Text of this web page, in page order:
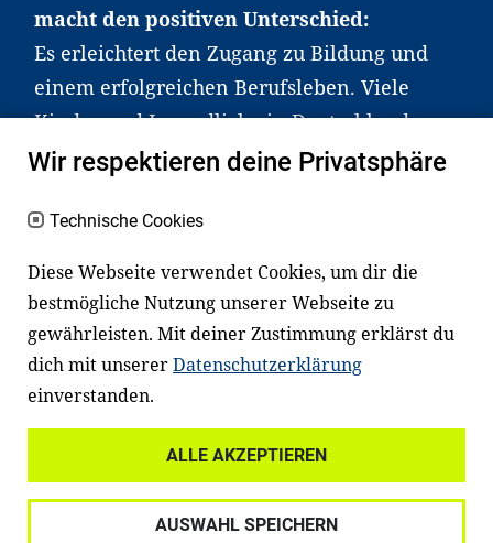
macht den positiven Unterschied:
Es erleichtert den Zugang zu Bildung und
einem erfolgreichen Berufsleben. Viele
Kinder und Jugendliche in Deutschland
haben aber große Schwierigkeiten dabei.
an Familien sowie an Erzieher*innen,
Lehrer*innen und andere
Fachexpert*innen. Dafür arbeiten wir eng
mit Ministerien, wissenschaftlichen
Einrichtungen, Verbänden, Unternehmen
und anderen Stiftungen zusammen.
Datenschutz
Wir respektieren deine Privatsphäre
Technische Cookies
Diese Webseite verwendet Cookies, um dir die
bestmögliche Nutzung unserer Webseite zu
gewährleisten. Mit deiner Zustimmung erklärst du
dich mit unsererDatenschutzerklärung
einverstanden.
ALLE AKZEPTIEREN
AUSWAHL SPEICHERN